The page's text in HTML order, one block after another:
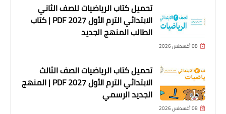
تحميل كتاب الرياضيات للصف الثاني
الابتدائي الترم الأول 2027 PDF | كتاب
الطالب المنهج الجديد
08 أغسطس 2026
تحميل كتاب الرياضيات الصف الثالث
الابتدائي الترم الأول 2027 PDF | المنهج
الجديد الرسمي
08 أغسطس 2026